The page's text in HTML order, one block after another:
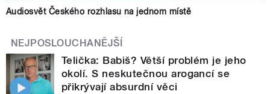
Audiosvět Českého rozhlasu na jednom místě
NEJPOSLOUCHANĚJŠÍ
Telička: Babiš? Větší problém je jeho
okolí. S neskutečnou arogancí se
přikrývají absurdní věci